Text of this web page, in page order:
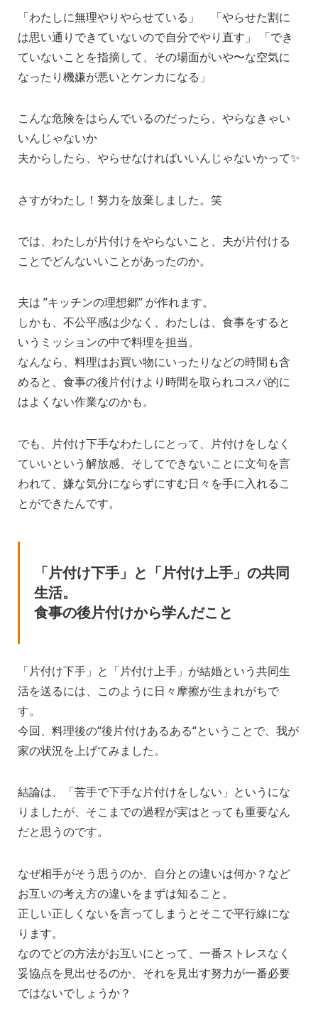
「わたしに無理やりやらせている」 「やらせた割に
は思い通りできていないので自分でやり直す」 「でき
ていないことを指摘して、その場面がいや〜な空気に
なったり機嫌が悪いとケンカになる」
こんな危険をはらんでいるのだったら、やらなきゃい
いんじゃないか
夫からしたら、やらせなければいいんじゃないかって✨
さすがわたし！努力を放棄しました。笑
では、わたしが片付けをやらないこと、夫が片付ける
ことでどんないいことがあったのか。
夫は ”キッチンの理想郷” が作れます。
しかも、不公平感は少なく、わたしは、食事をすると
いうミッションの中で料理を担当。
なんなら、料理はお買い物にいったりなどの時間も含
めると、食事の後片付けより時間を取られコスパ的に
はよくない作業なのかも。
でも、片付け下手なわたしにとって、片付けをしなく
ていいという解放感、そしてできないことに文句を言
われて、嫌な気分にならずにすむ日々を手に入れるこ
とができたんです。
「片付け下手」と「片付け上手」の共同
生活。
食事の後片付けから学んだこと
「片付け下手」と「片付け上手」が結婚という共同生
活を送るには、このように日々摩擦が生まれがちで
す。
今回、料理後の“後片付けあるある“ということで、我が
家の状況を上げてみました。
結論は、「苦手で下手な片付けをしない」というにな
りましたが、そこまでの過程が実はとっても重要なん
だと思うのです。
なぜ相手がそう思うのか、自分との違いは何か？など
お互いの考え方の違いをまずは知ること。
正しい正しくないを言ってしまうとそこで平行線にな
ります。
なのでどの方法がお互いにとって、一番ストレスなく
妥協点を見出せるのか、それを見出す努力が一番必要
ではないでしょうか？